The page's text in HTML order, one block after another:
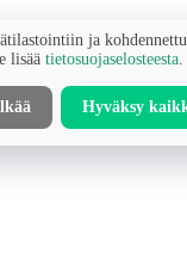
ja
lisää tietosuojaselosteesta
Hyväksy